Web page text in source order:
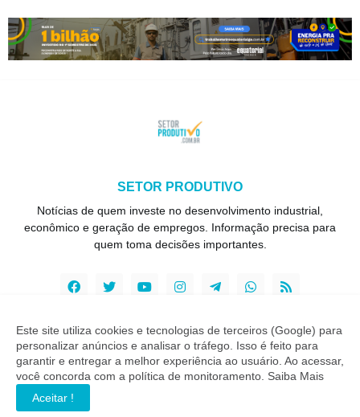
SETOR PRODUTIVO
Notícias de quem investe no desenvolvimento industrial,
econômico e geração de empregos. Informação precisa para
quem toma decisões importantes.
Copyright ©2026Setor Produtivo
INÍCIO SOBRE CONTATO LGPD
EXPEDIENTE
Este site utiliza cookies e tecnologias de terceiros (Google) para
personalizar anúncios e analisar o tráfego. Isso é feito para
garantir e entregar a melhor experiência ao usuário. Ao acessar,
você concorda com a política de monitoramento. Saiba Mais
Aceitar !